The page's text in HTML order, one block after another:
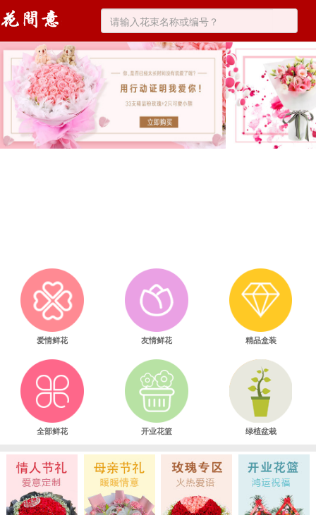
爱情鲜花 友情鲜花 精品盒装
全部鲜花 开业花篮 绿植盆栽